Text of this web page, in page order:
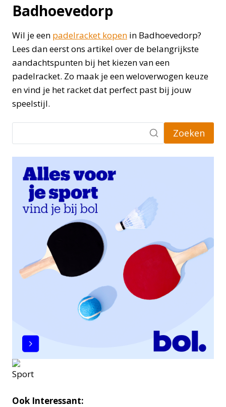
Badhoevedorp
Wil je een padelracket kopen in Badhoevedorp?
Lees dan eerst ons artikel over de belangrijkste
aandachtspunten bij het kiezen van een
padelracket. Zo maak je een weloverwogen keuze
en vind je het racket dat perfect past bij jouw
speelstijl.
Zoeken
Ook Interessant: